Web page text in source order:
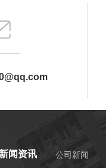
新闻资讯 公司新闻